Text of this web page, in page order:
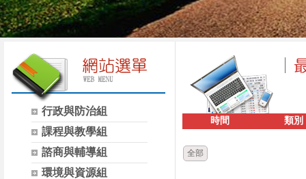
行政與防治組
課程與教學組
諮商與輔導組
環境與資源組
時間 類別
全部